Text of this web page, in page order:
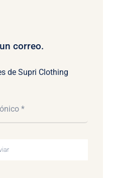
correo.
de Supri Clothing